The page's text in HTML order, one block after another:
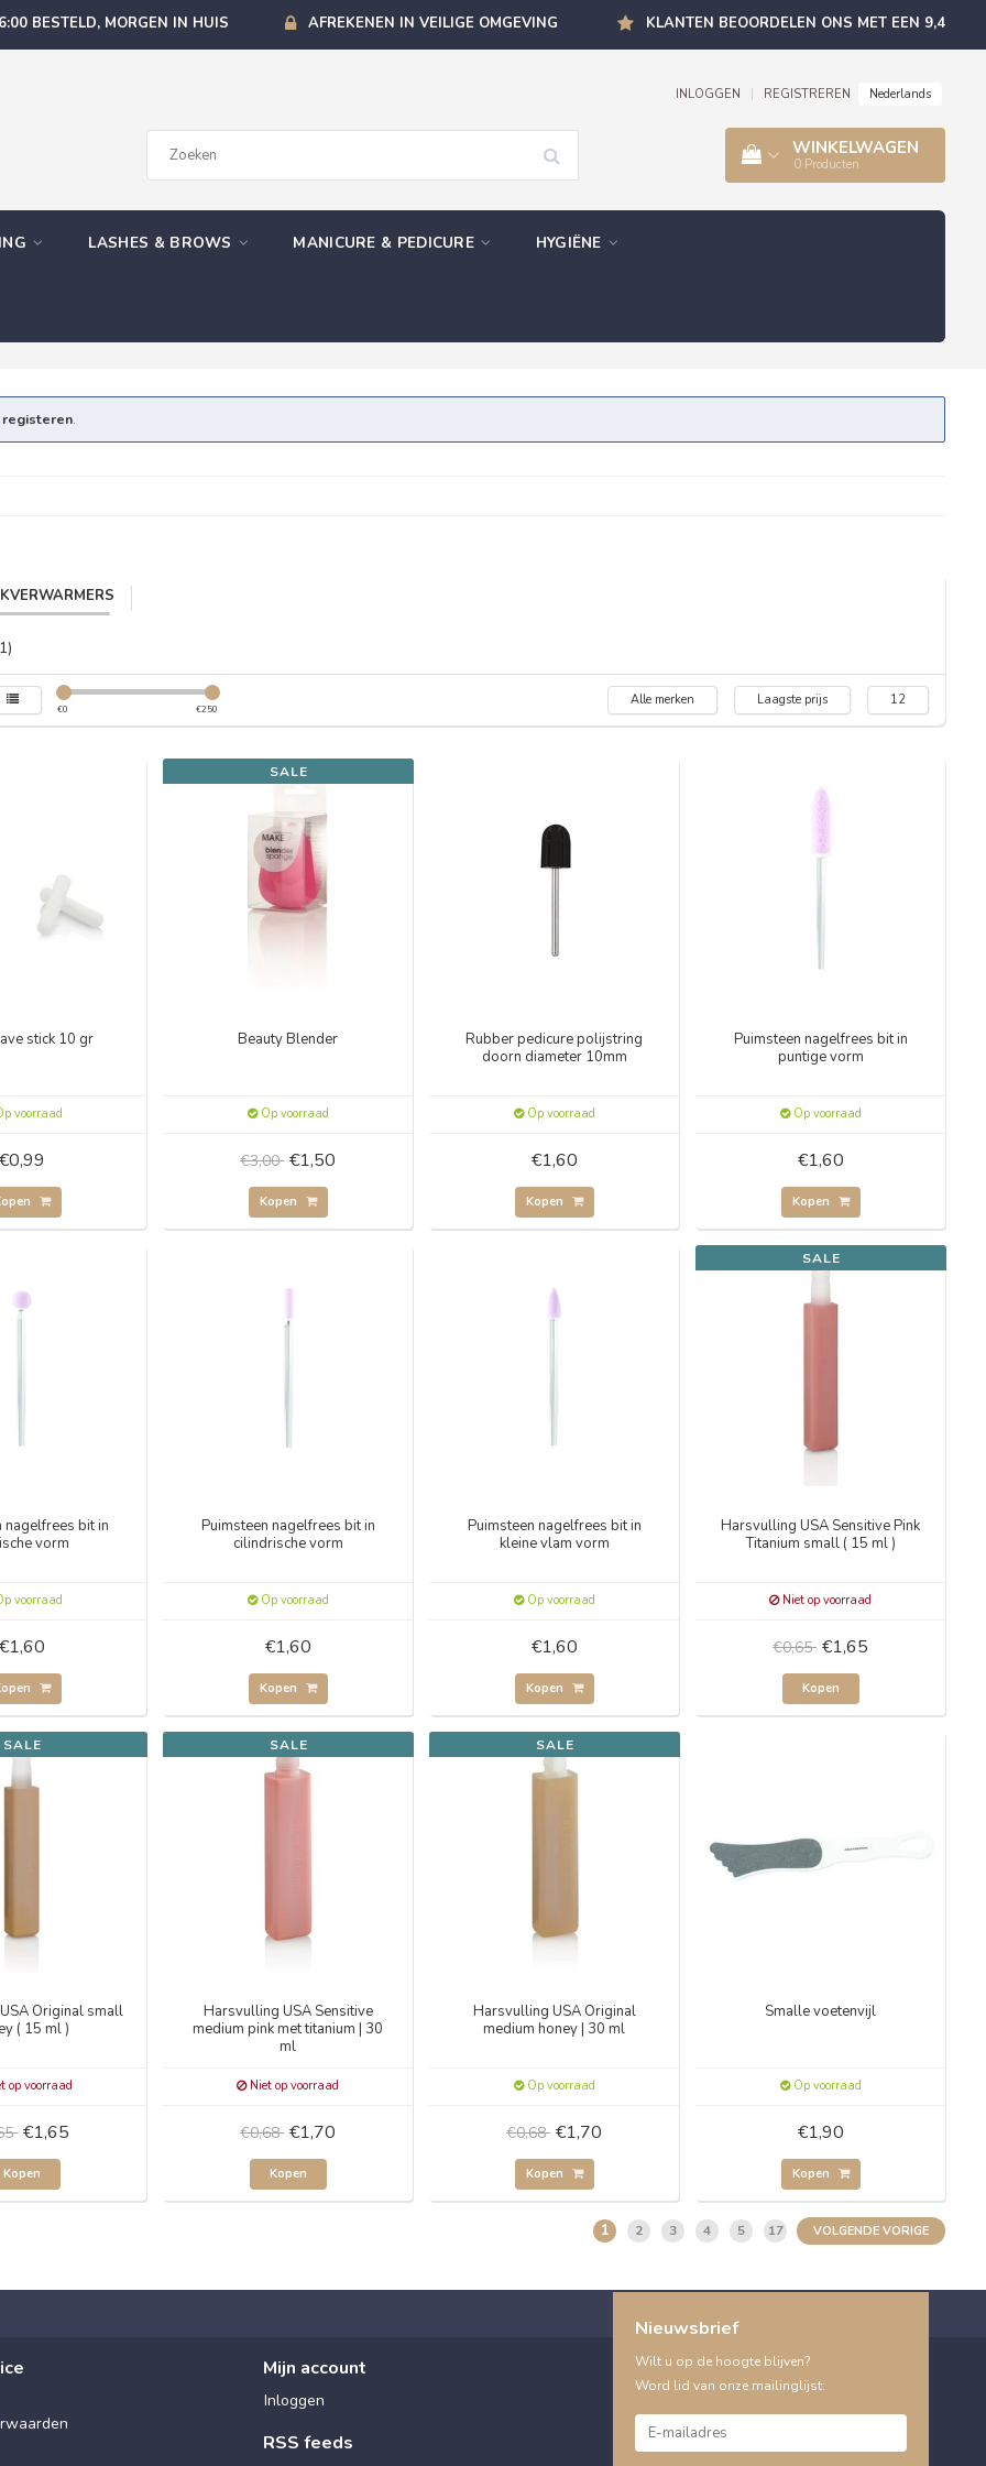
BESTELD, MORGEN IN HUIS AFREKENEN IN VEILIGE OMGEVING KLANTEN BEOORDELEN ONS MET EEN 9,4
INLOGGEN REGISTREREN Nederlands
WINKELWAGEN
0 Producten
LASHES & BROWS MANICURE & PEDICURE HYGIËNE
registeren.
€0 €250
Alle merken Laagste prijs 12
stick 10 gr
voorraad
€0,99
SALE
Beauty Blender
Op voorraad
€3,00 €1,50
Kopen
Rubber pedicure polijstring
doorn diameter 10mm
Op voorraad
€1,60
Kopen
Puimsteen nagelfrees bit in
puntige vorm
Op voorraad
€1,60
Kopen
nagelfrees bit in
vorm
voorraad
€1,60
Puimsteen nagelfrees bit in
cilindrische vorm
Op voorraad
€1,60
Kopen
Puimsteen nagelfrees bit in
kleine vlam vorm
Op voorraad
€1,60
Kopen
SALE
Harsvulling USA Sensitive Pink
Titanium small ( 15 ml )
Niet op voorraad
€0,65 €1,65
Kopen
SALE
Original small
( 15 ml )
op voorraad
€1,65
Kopen
SALE
Harsvulling USA Sensitive
medium pink met titanium | 30
ml
Niet op voorraad
€0,68 €1,70
Kopen
SALE
Harsvulling USA Original
medium honey | 30 ml
Op voorraad
€0,68 €1,70
Kopen
Smalle voetenvijl
Op voorraad
€1,90
Kopen
1 2 3 4 5 17 VOLGENDE VORIGE
Mijn account
Inloggen
RSS feeds
Nieuwsbrief
Wilt u op de hoogte blijven?
Word lid van onze mailinglijst: